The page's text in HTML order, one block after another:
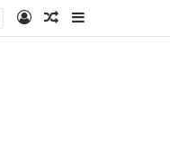
Log InRandom Article
Sidebar